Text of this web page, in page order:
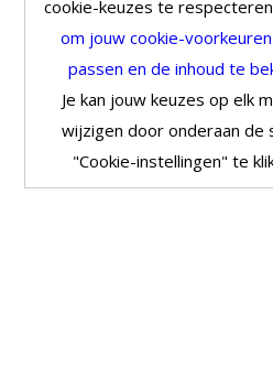
cookie-keuzes te
om jouw cookie-
passen en de inhoud te
Je kan jouw keuzes op elk
wijzigen door onderaan de
"Cookie-instellingen" te